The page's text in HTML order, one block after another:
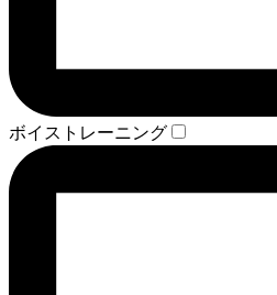
ボイストレーニング